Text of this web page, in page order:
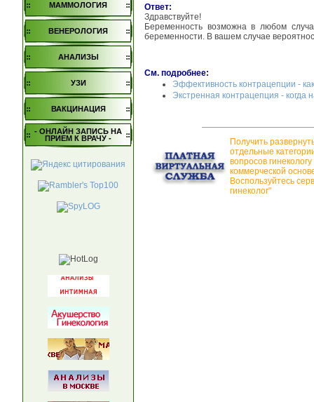
МАММОЛОГИЯ
ВЕНЕРОЛОГИЯ
АНАЛИЗЫ
УЗИ
ВАКЦИНАЦИЯ
- ОНЛАЙН ЗАПИСЬ НА
ПРИЕМ К ВРАЧУ -
Ответ:
Здравствуйте!
Беременность возможна в любом
беременности. В вашем случае
См. подробнее:
Эффективность контрацепции -
Экстренная контрацепция - когда
Получить
отдельные
вопросов
коммерческой
Воспользуйтесь
гинеколог"